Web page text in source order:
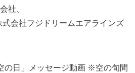
社、
会社フジドリームエアラインズ
の日」メッセージ動画 ※空の旬間